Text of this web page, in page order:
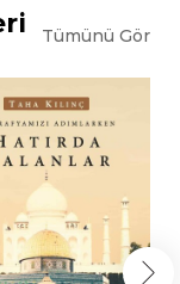
Tümünü Gör